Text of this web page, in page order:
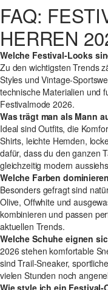
FAQ:
HERREN
Welche Festival-Looks
Zu den wichtigsten Trends
Styles und Vintage-
technische Materialien und
Festivalmode 2026.
Was trägt man als Mann
Ideal sind Outfits, die
Shirts, leichte Hemden,
dafür, dass du den ganzen
gleichzeitig modern
Welche Farben
Besonders gefragt sind
Olive, Offwhite und
kombinieren und passen
aktuellen Trends.
Welche Schuhe eignen
2026 stehen komfortable
sind Trail-Sneaker,
vielen Stunden noch
Wie style ich ein